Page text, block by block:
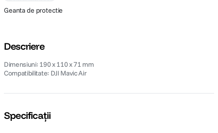
Geanta de protectie
Descriere
Dimensiuni: 190 x 110 x 71 mm
Compatibilitate: DJI Mavic Air
Specificații